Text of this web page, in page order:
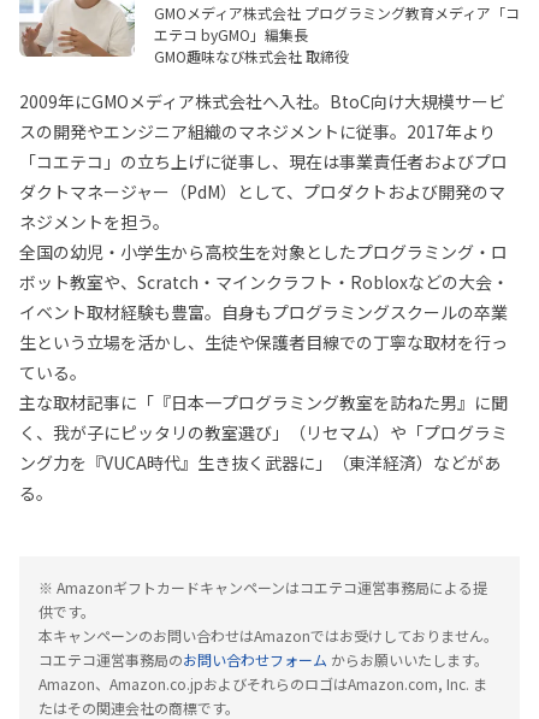
GMOメディア株式会社 プログラミング教育メディア「コ
エテコ byGMO」編集長
GMO趣味なび株式会社 取締役
2009年にGMOメディア株式会社へ入社。BtoC向け大規模サービ
スの開発やエンジニア組織のマネジメントに従事。2017年より
「コエテコ」の立ち上げに従事し、現在は事業責任者およびプロ
ダクトマネージャー（PdM）として、プロダクトおよび開発のマ
ネジメントを担う。
全国の幼児・小学生から高校生を対象としたプログラミング・ロ
ボット教室や、Scratch・マインクラフト・Robloxなどの大会・
イベント取材経験も豊富。自身もプログラミングスクールの卒業
生という立場を活かし、生徒や保護者目線での丁寧な取材を行っ
ている。
主な取材記事に「『日本一プログラミング教室を訪ねた男』に聞
く、我が子にピッタリの教室選び」（リセマム）や「プログラミ
ング力を『VUCA時代』生き抜く武器に」（東洋経済）などがあ
る。
※ Amazonギフトカードキャンペーンはコエテコ運営事務局による提
供です。
本キャンペーンのお問い合わせはAmazonではお受けしておりません。
コエテコ運営事務局のお問い合わせフォーム からお願いいたします。
Amazon、Amazon.co.jpおよびそれらのロゴはAmazon.com, Inc. ま
たはその関連会社の商標です。